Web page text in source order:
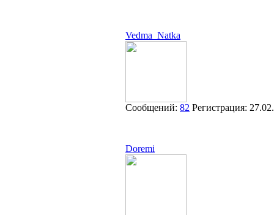
Vedma_Natka
Сообщений: 82 Регистрация:
Doremi